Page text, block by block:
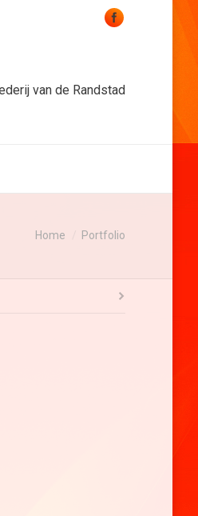
van de Randstad
Home Portfolio